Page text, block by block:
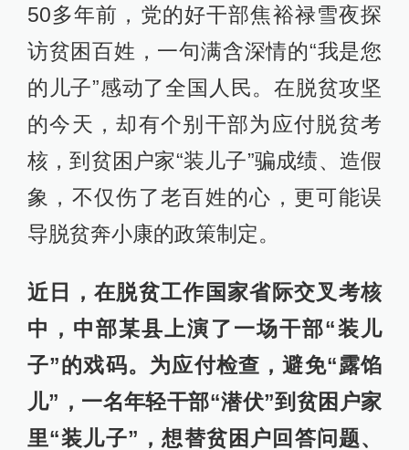
50多年前，党的好干部焦裕禄雪夜探
访贫困百姓，一句满含深情的“我是您
的儿子”感动了全国人民。在脱贫攻坚
的今天，却有个别干部为应付脱贫考
核，到贫困户家“装儿子”骗成绩、造假
象，不仅伤了老百姓的心，更可能误
导脱贫奔小康的政策制定。
近日，在脱贫工作国家省际交叉考核
中，中部某县上演了一场干部“装儿
子”的戏码。为应付检查，避免“露馅
儿”，一名年轻干部“潜伏”到贫困户家
里“装儿子”，想替贫困户回答问题、